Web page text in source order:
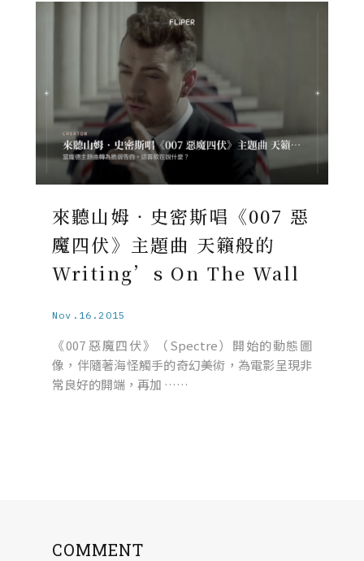
來聽山姆‧史密斯唱《007 惡
魔四伏》主題曲 天籟般的
Writing’s On The Wall
Nov.16.2015
《007 惡魔四伏》（Spectre）開始的動態圖
像，伴隨著海怪觸手的奇幻美術，為電影呈現非
常良好的開端，再加 ……
COMMENT